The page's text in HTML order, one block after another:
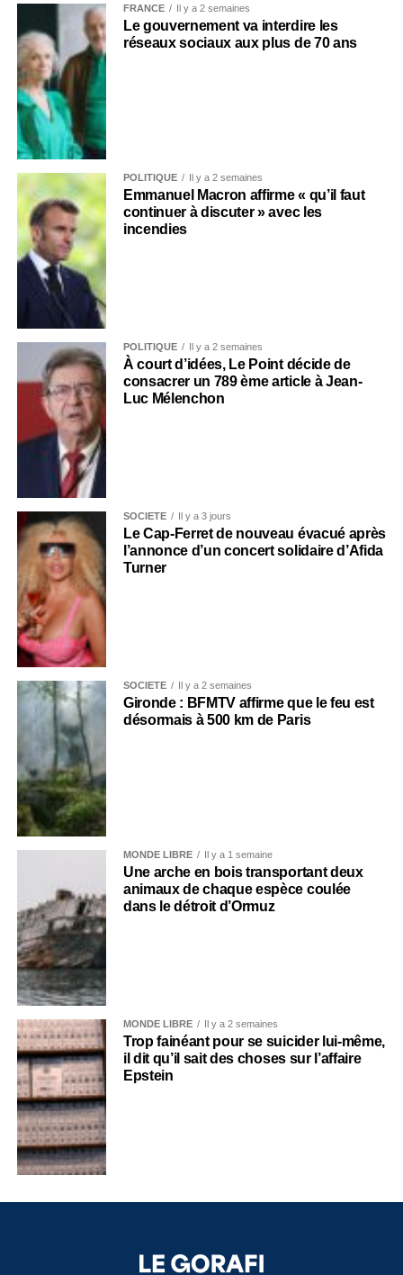
FRANCE Il y a 2 semaines
Le gouvernement va interdire les
réseaux sociaux aux plus de 70 ans
POLITIQUE Il y a 2 semaines
Emmanuel Macron affirme « qu’il faut
continuer à discuter » avec les
incendies
POLITIQUE Il y a 2 semaines
À court d’idées, Le Point décide de
consacrer un 789 ème article à Jean-
Luc Mélenchon
SOCIÉTÉ Il y a 3 jours
Le Cap-Ferret de nouveau évacué après
l’annonce d’un concert solidaire d’Afida
Turner
SOCIÉTÉ Il y a 2 semaines
Gironde : BFMTV affirme que le feu est
désormais à 500 km de Paris
MONDE LIBRE Il y a 1 semaine
Une arche en bois transportant deux
animaux de chaque espèce coulée
dans le détroit d’Ormuz
MONDE LIBRE Il y a 2 semaines
Trop fainéant pour se suicider lui-même,
il dit qu’il sait des choses sur l’affaire
Epstein